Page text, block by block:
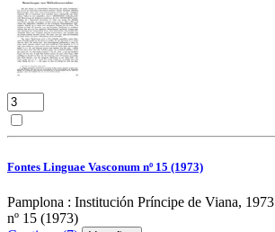
Fontes Linguae Vasconum nº 15 (1973)
Pamplona : Institución Príncipe de Viana, 1973
nº 15 (1973)